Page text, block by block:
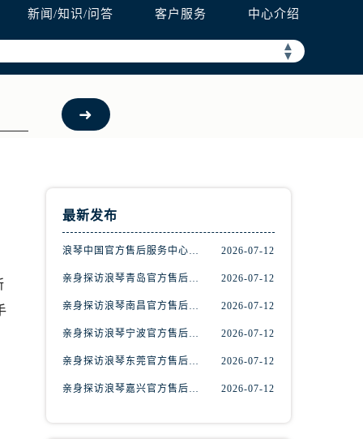
新闻/知识/问答 客户服务 中心介绍
▲
▼
最新发布
浪琴中国官方售后服务中心完整地址及热线实地考察报告+多信源验证（2026年7月最新） 2026-07-12
亲身探访浪琴青岛官方售后服务中心｜最新电话及地址（2026年7月最新） 2026-07-12
亲身探访浪琴南昌官方售后服务中心｜最新电话及地址（2026年7月最新） 2026-07-12
亲身探访浪琴宁波官方售后服务中心｜网点地址及售后热线（2026年7月最新） 2026-07-12
亲身探访浪琴东莞官方售后服务中心｜地址与联系电话（2026年7月最新） 2026-07-12
亲身探访浪琴嘉兴官方售后服务中心｜热线电话与网点地址（2026年7月最新） 2026-07-12